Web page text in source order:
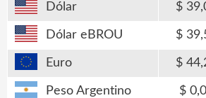
Dólar
Dólar eBROU
Euro
Peso Argentino